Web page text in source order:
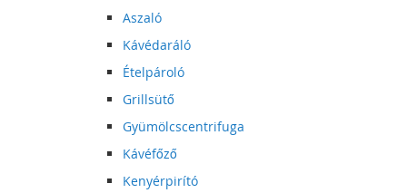
Aszaló
Kávédaráló
Ételpároló
Grillsütő
Gyümölcscentrifuga
Kávéfőző
Kenyérpirító